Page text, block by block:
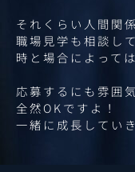
それくらい人間関
職場見学も相談し
時と場合によって
応募するにも雰囲
全然OKですよ！
一緒に成長してい